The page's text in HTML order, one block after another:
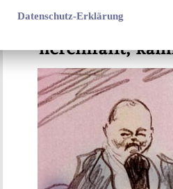
Datenschutz-Erklärung